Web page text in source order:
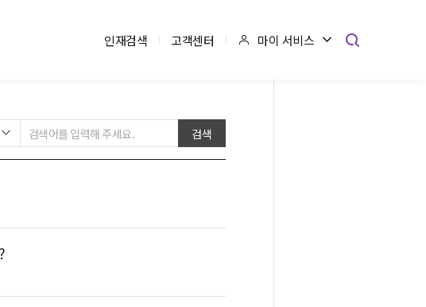
인재검색 고객센터 마이 서비스
검색